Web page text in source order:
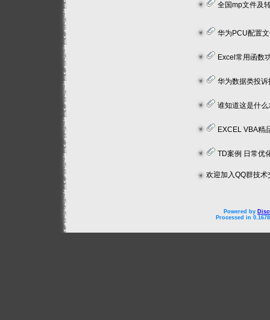
全国mp文件及转换
华为PCU配置
Excel常用函数功能
华为数据类投诉指
谁知道这是什么
EXCEL VBA精
TD案例 日常优化
欢迎加入QQ群技
Powered by
Processed in